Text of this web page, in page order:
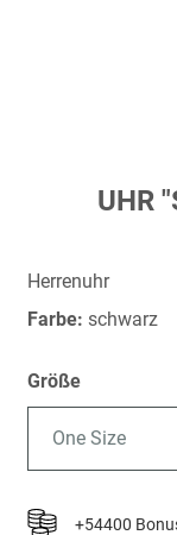
springen
UHR
Herrenuhr
Farbe: schwarz
Größe
One Size
+54400